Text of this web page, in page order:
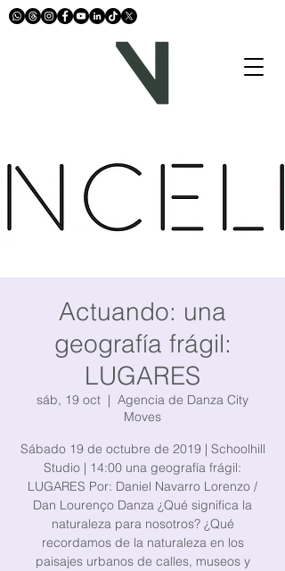
Actuando: una
geografía frágil:
LUGARES
sáb, 19 oct
  |
Agencia de Danza City
Moves
Sábado 19 de octubre de 2019 | Schoolhill
Studio | 14:00 una geografía frágil:
LUGARES Por: Daniel Navarro Lorenzo /
Dan Lourenço Danza ¿Qué significa la
naturaleza para nosotros? ¿Qué
recordamos de la naturaleza en los
paisajes urbanos de calles, museos y